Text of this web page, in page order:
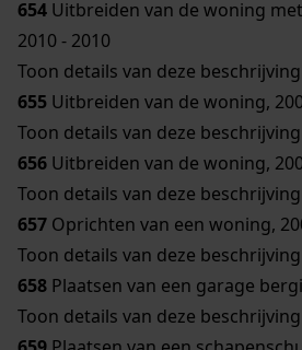
654 Uitbreiden van de woning
2010 - 2010
Toon details van deze
655 Uitbreiden van de woning,
Toon details van deze
656 Uitbreiden van de woning,
Toon details van deze
657 Oprichten van een woning,
Toon details van deze
658 Plaatsen van een garage
Toon details van deze